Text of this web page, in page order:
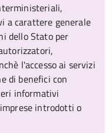
a carattere generale
dello Stato per
l'accesso ai servizi
di benefici con
informativi
introdotti o